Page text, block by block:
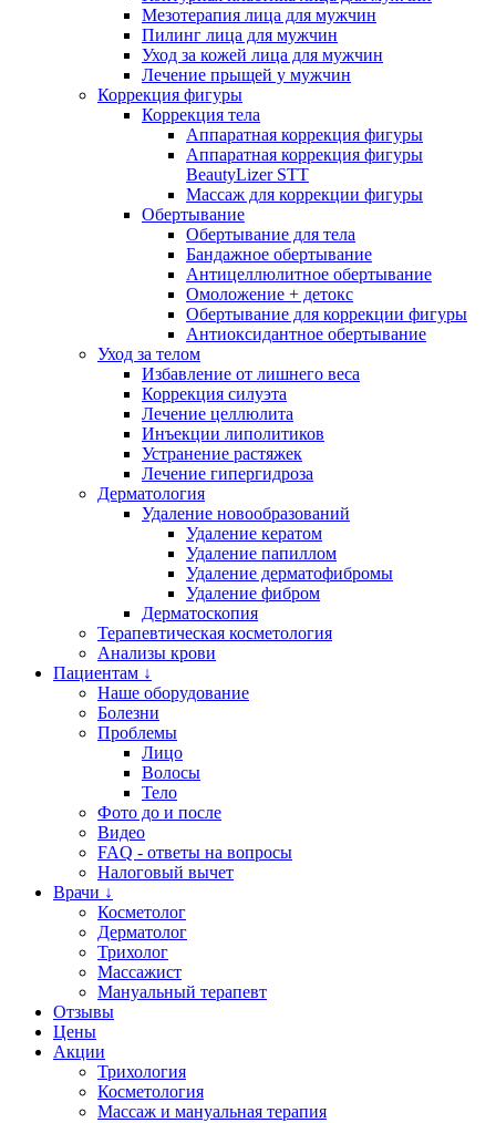
Мезотерапия лица для мужчин
Пилинг лица для мужчин
Уход за кожей лица для мужчин
Лечение прыщей у мужчин
Коррекция фигуры
Коррекция тела
Аппаратная коррекция фигуры
Аппаратная коррекция фигуры
BeautyLizer STT
Массаж для коррекции фигуры
Обертывание
Обертывание для тела
Бандажное обертывание
Антицеллюлитное обертывание
Омоложение + детокс
Обертывание для коррекции фигуры
Антиоксидантное обертывание
Уход за телом
Избавление от лишнего веса
Коррекция силуэта
Лечение целлюлита
Инъекции липолитиков
Устранение растяжек
Лечение гипергидроза
Дерматология
Удаление новообразований
Удаление кератом
Удаление папиллом
Удаление дерматофибромы
Удаление фибром
Дерматоскопия
Терапевтическая косметология
Анализы крови
Пациентам ↓
Наше оборудование
Болезни
Проблемы
Лицо
Волосы
Тело
Фото до и после
Видео
FAQ - ответы на вопросы
Налоговый вычет
Врачи ↓
Косметолог
Дерматолог
Трихолог
Массажист
Мануальный терапевт
Отзывы
Цены
Акции
Трихология
Косметология
Массаж и мануальная терапия